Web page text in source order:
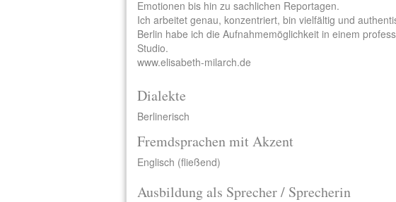
Emotionen bis hin zu sachlichen Reportagen.
Ich arbeitet genau, konzentriert, bin vielfältig und
Berlin habe ich die Aufnahmemöglichkeit in einem
Studio.
www.elisabeth-milarch.de
Dialekte
Berlinerisch
Fremdsprachen mit Akzent
Englisch (fließend)
Ausbildung als Sprecher / Sprecherin